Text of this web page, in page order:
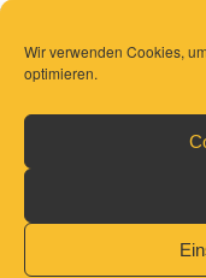
Wir verwenden Cookies,
optimieren.